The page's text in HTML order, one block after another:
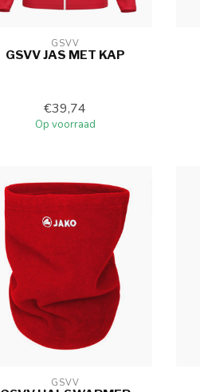
GSVV
GSVV JAS MET KAP
€39,74
Op voorraad
GSVV